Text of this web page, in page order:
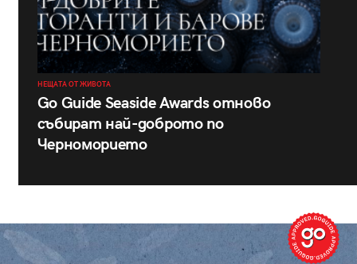
НЕЩАТА ОТ ЖИВОТА
Go Guide Seaside Awards отново
събират най-доброто по
Черноморието